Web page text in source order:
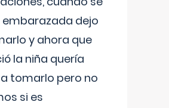
embarazada dejo
y ahora que
la niña quería
tomarlo pero no
si es